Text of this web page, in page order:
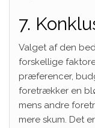
7.
Valget af den
forskellige
præferencer,
foretrækker en
mens andre
mere skum. Det